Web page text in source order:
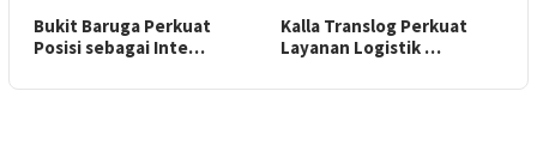
Bukit Baruga Perkuat
Posisi sebagai Inte…
Kalla Translog Perkuat
Layanan Logistik …